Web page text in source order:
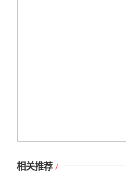
相关推荐 /